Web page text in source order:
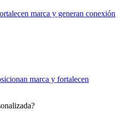
marca y generan conexión
marca y fortalecen